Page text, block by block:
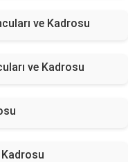
ve Kadrosu
ve Kadrosu